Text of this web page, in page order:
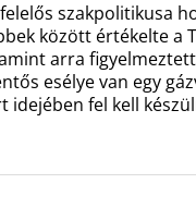
szakpolitikusa
között értékelte a
arra
esélye van egy
idejében fel kell